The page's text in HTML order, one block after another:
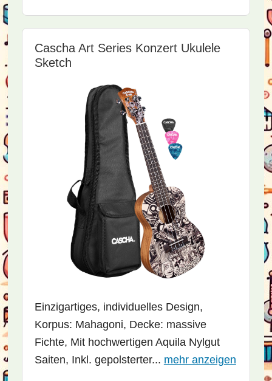
Cascha Art Series Konzert Ukulele
Sketch
Einzigartiges, individuelles Design,
Korpus: Mahagoni, Decke: massive
Fichte, Mit hochwertigen Aquila Nylgut
Saiten, Inkl. gepolsterter... mehr anzeigen